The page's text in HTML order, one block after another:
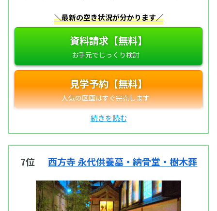
＼最新の空き状況が分かります／
資料請求【無料】
見学予約【無料】
7位 西方寺 永代供養墓・納骨堂・樹木葬